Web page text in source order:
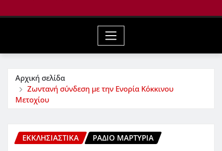
Αρχική σελίδα
Ζωντανή σύνδεση με την Ενορία Κόκκινου
Μετοχίου
ΕΚΚΛΗΣΙΑΣΤΙΚΆ ΡΆΔΙΟ ΜΑΡΤΥΡΊΑ